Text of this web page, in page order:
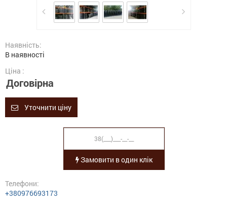
Наявність:
В наявності
Ціна :
Договірна
Уточнити ціну
Замовити в один клік
Телефони:
+380976693173